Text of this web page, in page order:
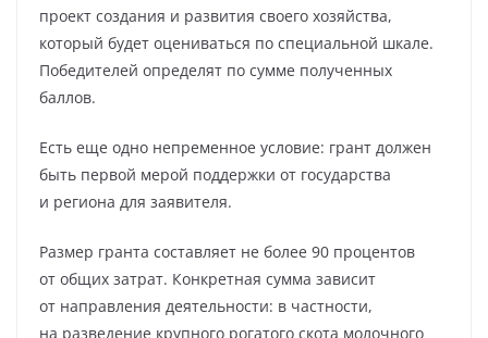
проект создания и развития своего хозяйства,
который будет оцениваться по специальной шкале.
Победителей определят по сумме полученных
баллов.
Есть еще одно непременное условие: грант должен
быть первой мерой поддержки от государства
и региона для заявителя.
Размер гранта составляет не более 90 процентов
от общих затрат. Конкретная сумма зависит
от направления деятельности: в частности,
на разведение крупного рогатого скота молочного